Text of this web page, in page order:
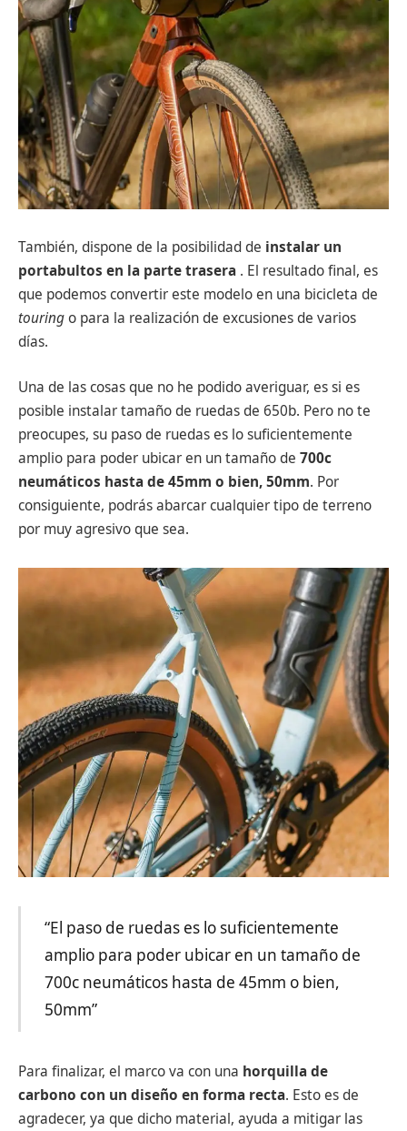
También, dispone de la posibilidad de instalar un
portabultos en la parte trasera . El resultado final, es
que podemos convertir este modelo en una bicicleta de
touringo para la realización de excusiones de varios
días.
Una de las cosas que no he podido averiguar, es si es
posible instalar tamaño de ruedas de 650b. Pero no te
preocupes, su paso de ruedas es lo suficientemente
amplio para poder ubicar en un tamaño de 700c
neumáticos hasta de 45mm o bien, 50mm. Por
consiguiente, podrás abarcar cualquier tipo de terreno
por muy agresivo que sea.
“El paso de ruedas es lo suficientemente
amplio para poder ubicar en un tamaño de
700c neumáticos hasta de 45mm o bien,
50mm”
Para finalizar, el marco va con una horquilla de
carbono con un diseño en forma recta. Esto es de
agradecer, ya que dicho material, ayuda a mitigar las